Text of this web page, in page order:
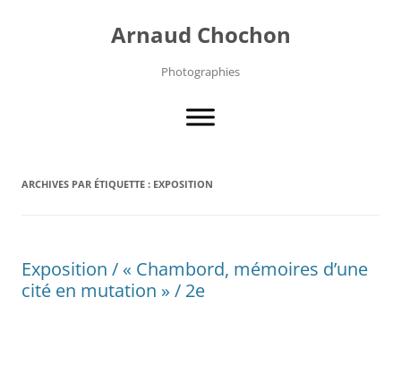
Arnaud Chochon
Photographies
ARCHIVES PAR ÉTIQUETTE : EXPOSITION
Exposition / « Chambord, mémoires d’une
cité en mutation » / 2e